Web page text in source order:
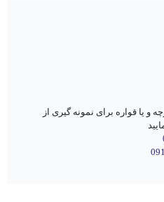
یا قواره برای نمونه گیری از